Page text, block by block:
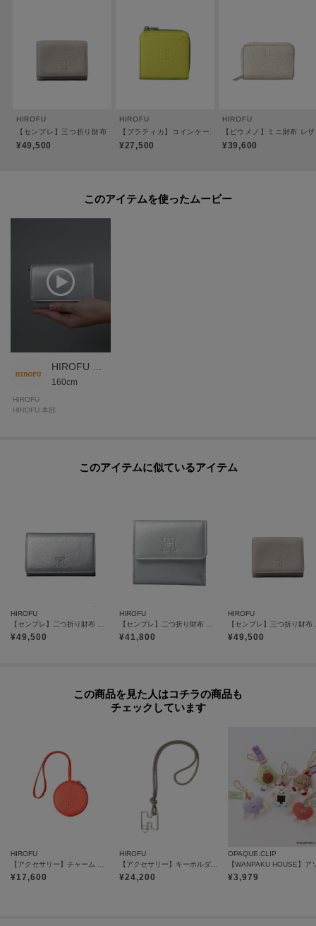
パーツによって異なる芯材を入れるなど、毎日使う財布だからこそ備えてお
きたい耐久性にも強いこだわりを詰め込みました。
●スナップ開閉
●裏地：羊革（一部ビスコース）
ーを纏わせ、その特別感と深みを際立たせています。
シュリンク（収縮）加工によるナチュラルな「シボ」が特徴で、一枚一枚革
の表情が異なります。傷が比較的目立ちにくく、使うほどに柔らかさが増し
ていく革本来の弾力を愉しめる素材。
金具には、ジュエリーにも使用される高品質なパラディウムメッキを施して
います。世界のメゾンブランドでも採用されるほどのグレードを誇り、傷や
くすみに強く、澄んだ上品な光沢が長く続きます。
時代が変化しても色あせない、普遍的でエイジレスなデザインが特徴の「セ
ンプレ」。
シンプルだからこそ、イタリアの職人の技術の高さを感じられるグループで
【気になるアイテムは『お気に入り登録』がおすすめです】
〈お気に入り登録とは〉
お気に入りアイテムが、在庫残りわずか・再入荷などキャンペーン対象にな
った場合にお知らせいたします。
入れについての表示がございますのでよくお読みください。
※照明の関係により、実際よりも色味が違って見える場合があります。ま
た、パソコン・スマートフォンなどの環境により、若干製品と画像のカラー
HIROFU
【センプレ】三つ折り財布 レザー ウォレット 本革（商品番号：P25-50330）
¥49,500
HIROFU
【プラティカ】コインケース レザー コンパクト ウォレ
¥27,500
HIROFU
【ピウメノ】ミニ財布 レ
¥39,600
このアイテムを使ったムービー
160cm
HIROFU
HIROFU 本部
このアイテムに似ているアイテム
HIROFU
¥49,500
HIROFU
¥41,800
HIROFU
¥49,500
この商品を見た人はコチラの商品も
チェックしています
HIROFU
【アクセサリー】チャーム ポーチ レザー 本革（商品番号：P25－65612）
¥17,600
HIROFU
【アクセサリー】キーホルダー ストラップ レザー 本革（商品番号：P25-65510）
¥24,200
OPAQUE.CLIP
¥3,979